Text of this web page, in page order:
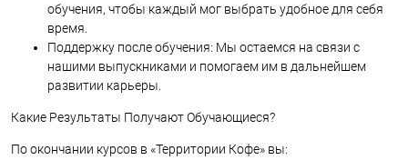
обучения, чтобы каждый мог выбрать удобное для себя
время.
Поддержку после обучения: Мы остаемся на связи с
нашими выпускниками и помогаем им в дальнейшем
развитии карьеры.
Какие Результаты Получают Обучающиеся?
По окончании курсов в «Территории Кофе» вы: